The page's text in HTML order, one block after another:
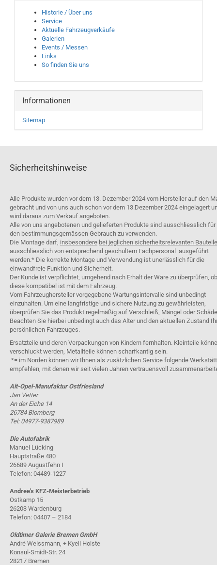
Historie / Über uns
Service
Aktuelle Fahrzeugverkäufe
Galerien
Events / Messen
Links
So finden Sie uns
Informationen
Sitemap
Sicherheitshinweise
Alle Produkte wurden vor dem 13. Dezember 2024 vom Hersteller auf den
gebracht und von uns auch schon vor dem 13.Dezember 2024 eingelagert
wird daraus zum Verkauf angeboten.
Alle von uns angebotenen und gelieferten Produkte sind ausschliesslich für
den bestimmungsgemässen Gebrauch zu verwenden.
Die Montage darf, insbesondere bei jeglichen sicherheitsrelevanten
ausschliesslich von entsprechend geschultem Fachpersonal ausgeführt
werden.* Die korrekte Montage und Verwendung ist unerlässlich für die
einwandfreie Funktion und Sicherheit.
Der Kunde ist verpflichtet, umgehend nach Erhalt der Ware zu überprüfen, ob
diese kompatibel ist mit dem Fahrzeug.
Vom Fahrzeughersteller vorgegebene Wartungsintervalle sind unbedingt
einzuhalten. Um eine langfristige und sichere Nutzung zu gewährleisten,
überprüfen Sie das Produkt regelmäßig auf Verschleiß, Mängel oder
Beachten Sie hierbei unbedingt auch das Alter und den aktuellen Zustand
persönlichen Fahrzeuges.
Ersatzteile und deren Verpackungen von Kindern fernhalten. Kleinteile
verschluckt werden, Metallteile können scharfkantig sein.
*= im Norden können wir Ihnen als zusätzlichen Service folgende
empfehlen, mit denen wir seit vielen Jahren vertrauensvoll
Alt-Opel-Manufaktur Ostfriesland
Jan Vetter
An der Eiche 14
26784 Blomberg
Tel: 04977-9387989
Die Autofabrik
Manuel Lücking
Hauptstraße 480
26689 Augustfehn I
Telefon: 04489-1227
Andree's KFZ-Meisterbetrieb
Ostkamp 15
26203 Wardenburg
Telefon: 04407 – 2184
Oldtimer Galerie Bremen GmbH
André Weissmann, + Kyell Holste
Konsul-Smidt-Str. 24
28217 Bremen